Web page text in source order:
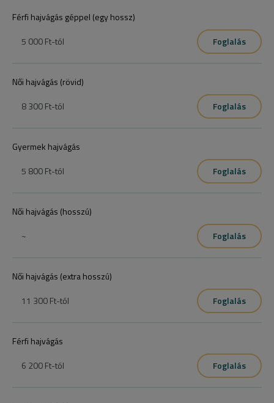
Férfi hajvágás géppel (egy hossz)
5 000 Ft-tól Foglalás
Női hajvágás (rövid)
8 300 Ft-tól Foglalás
Gyermek hajvágás
5 800 Ft-tól Foglalás
Női hajvágás (hosszú)
~
Foglalás
Női hajvágás (extra hosszú)
11 300 Ft-tól Foglalás
Férfi hajvágás
6 200 Ft-tól Foglalás